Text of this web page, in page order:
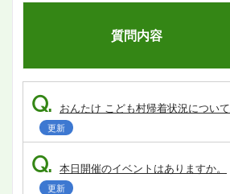
質問内容
Q. おんたけ こども村帰着状況について
更新
Q. 本日開催のイベントはありますか。
更新